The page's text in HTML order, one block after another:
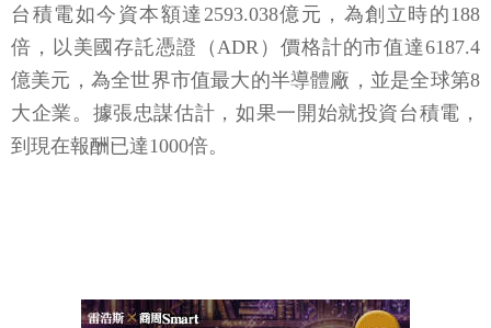
台積電如今資本額達2593.038億元，為創立時的188
倍，以美國存託憑證（ADR）價格計的市值達6187.4
億美元，為全世界市值最大的半導體廠，並是全球第8
大企業。據張忠謀估計，如果一開始就投資台積電，
到現在報酬已達1000倍。